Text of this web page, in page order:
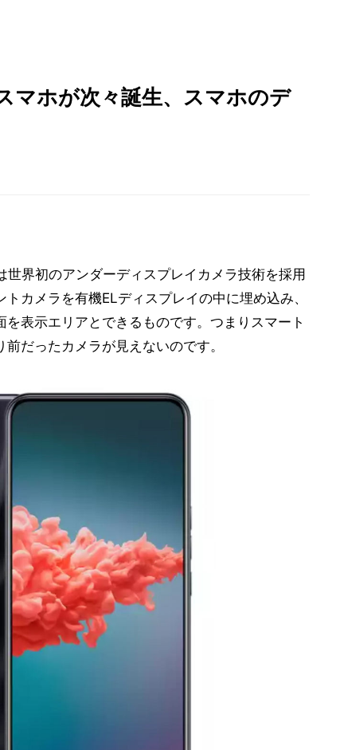
マホが次々誕生、スマホのデ
界初のアンダーディスプレイカメラ技術を採用
カメラを有機ELディスプレイの中に埋め込み、
表示エリアとできるものです。つまりスマート
だったカメラが見えないのです。